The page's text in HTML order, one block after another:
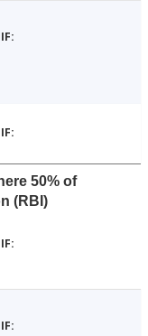
50% of
(RBI)